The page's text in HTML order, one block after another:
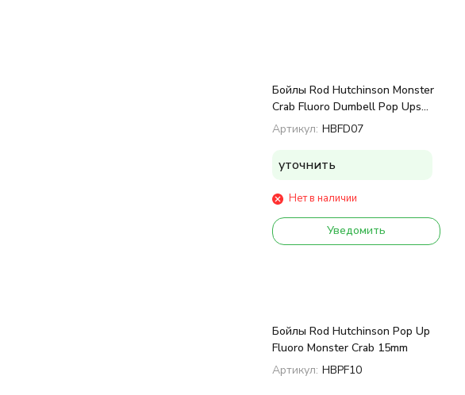
Бойлы Rod Hutchinson Monster
Crab Fluoro Dumbell Pop Ups
12mm 60g
Артикул: HBFD07
уточнить
Нет в наличии
Уведомить
Бойлы Rod Hutchinson Pop Up
Fluoro Monster Crab 15mm
Артикул: HBPF10